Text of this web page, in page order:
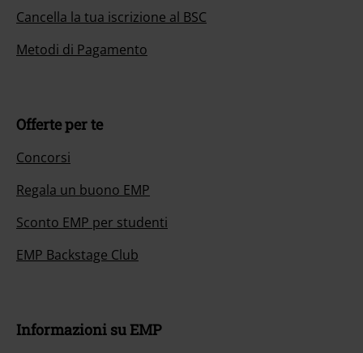
Cancella la tua iscrizione al BSC
Metodi di Pagamento
Offerte per te
Concorsi
Regala un buono EMP
Sconto EMP per studenti
EMP Backstage Club
Informazioni su EMP